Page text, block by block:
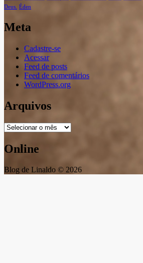
Deus.
Éden
Meta
Cadastre-se
Acessar
Feed de posts
Feed de comentários
WordPress.org
Arquivos
Arquivos
Online
Blog de Linaldo © 2026